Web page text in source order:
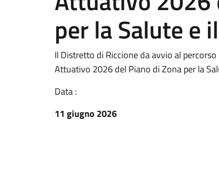
per la Salute e
Il Distretto di Riccione da avvio al
Attuativo 2026 del Piano di Zona per la
Data :
11 giugno 2026